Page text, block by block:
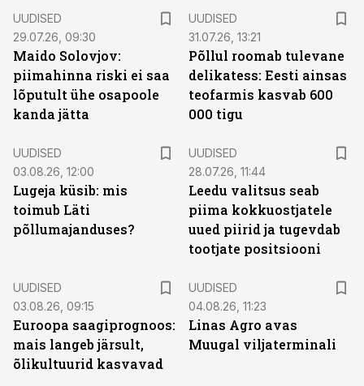
UUDISED
29.07.26, 09:30
Maido Solovjov:
piimahinna riski ei saa
lõputult ühe osapoole
kanda jätta
UUDISED
31.07.26, 13:21
Põllul roomab tulevane
delikatess: Eesti ainsas
teofarmis kasvab 600
000 tigu
UUDISED
03.08.26, 12:00
Lugeja küsib: mis
toimub Läti
põllumajanduses?
UUDISED
28.07.26, 11:44
Leedu valitsus seab
piima kokkuostjatele
uued piirid ja tugevdab
tootjate positsiooni
UUDISED
03.08.26, 09:15
Euroopa saagiprognoos:
mais langeb järsult,
õlikultuurid kasvavad
UUDISED
04.08.26, 11:23
Linas Agro avas
Muugal viljaterminali